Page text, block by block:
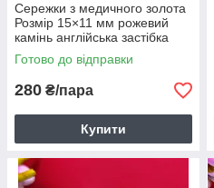
Сережки з медичного золота
Розмір 15×11 мм рожевий
камінь англійська застібка
Бренд Xuping 6138
Готово до відправки
280 ₴/пара
Купити